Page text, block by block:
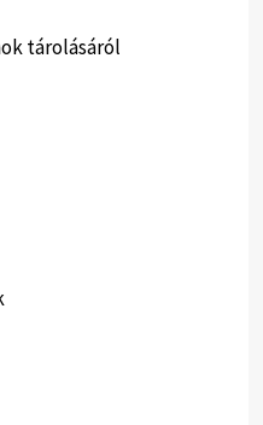
tárolásáról